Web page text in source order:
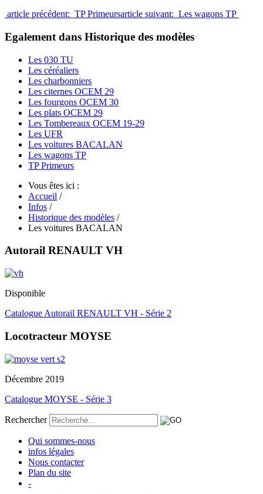
article précédent: TP Primeursarticle suivant: Les wagons TP
Egalement dans Historique des modèles
Les 030 TU
Les céréaliers
Les charbonniers
Les citernes OCEM 29
Les fourgons OCEM 30
Les plats OCEM 29
Les Tombereaux OCEM 19-29
Les UFR
Les voitures BACALAN
Les wagons TP
TP Primeurs
Vous êtes ici :
Accueil /
Infos /
Historique des modèles /
Les voitures BACALAN
Autorail RENAULT VH
Disponible
Catalogue Autorail RENAULT VH - Série 2
Locotracteur MOYSE
Décembre 2019
Catalogue MOYSE - Série 3
Rechercher
Qui sommes-nous
infos légales
Nous contacter
Plan du site
-